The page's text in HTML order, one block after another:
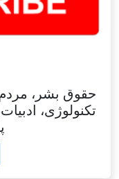
حقوق بشر،
تکنولوژی،